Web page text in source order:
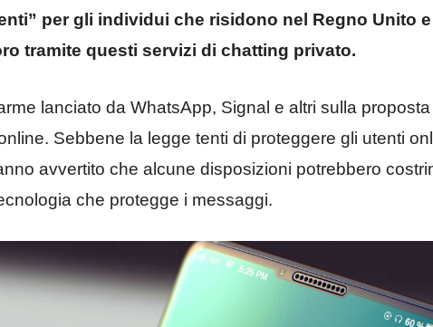
per gli individui che risidono nel Regno Unito
tramite questi servizi di chatting privato.
lanciato da WhatsApp, Signal e altri sulla
Sebbene la legge tenti di proteggere gli utenti
avvertito che alcune disposizioni potrebbero
che protegge i messaggi.